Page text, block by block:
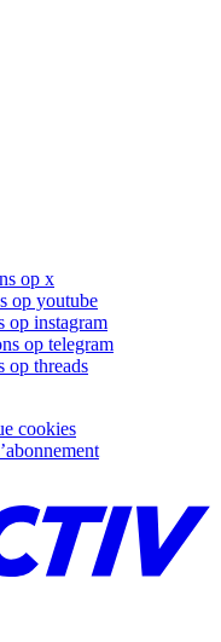
op x
op youtube
op instagram
op telegram
op threads
cookies